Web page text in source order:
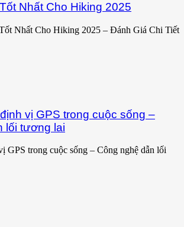
Nhất Cho Hiking 2025
Nhất Cho Hiking 2025 – Đánh Giá Chi Tiết
vị GPS trong cuộc sống –
lối tương lai
GPS trong cuộc sống – Công nghệ dẫn lối